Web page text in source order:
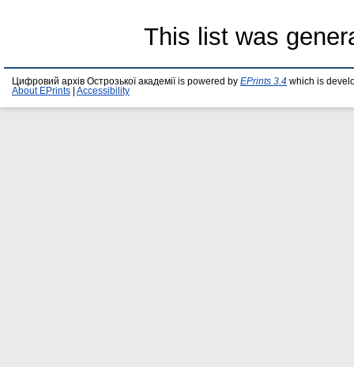
This list was
Цифровий архів Острозької академії is powered by EPrints 3.4 which is
About EPrints
Accessibility